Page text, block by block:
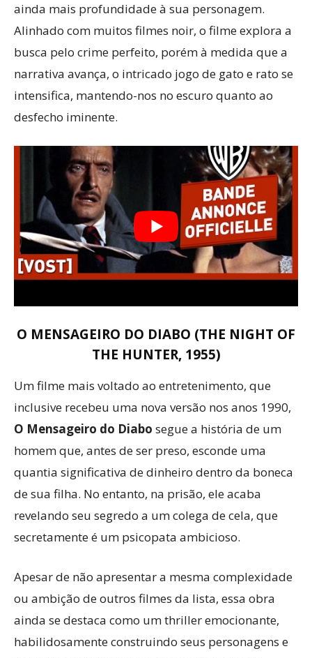
ainda mais profundidade à sua personagem.
Alinhado com muitos filmes noir, o filme explora a
busca pelo crime perfeito, porém à medida que a
narrativa avança, o intricado jogo de gato e rato se
intensifica, mantendo-nos no escuro quanto ao
desfecho iminente.
O MENSAGEIRO DO DIABO (THE NIGHT OF
THE HUNTER, 1955)
Um filme mais voltado ao entretenimento, que
inclusive recebeu uma nova versão nos anos 1990,
O Mensageiro do Diabo segue a história de um
homem que, antes de ser preso, esconde uma
quantia significativa de dinheiro dentro da boneca
de sua filha. No entanto, na prisão, ele acaba
revelando seu segredo a um colega de cela, que
secretamente é um psicopata ambicioso.
Apesar de não apresentar a mesma complexidade
ou ambição de outros filmes da lista, essa obra
ainda se destaca como um thriller emocionante,
habilidosamente construindo seus personagens e